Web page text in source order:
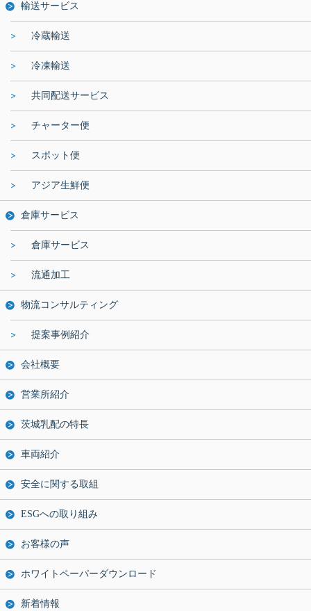
輸送サービス
冷蔵輸送
冷凍輸送
共同配送サービス
チャーター便
スポット便
アジア生鮮便
倉庫サービス
倉庫サービス
流通加工
物流コンサルティング
提案事例紹介
会社概要
営業所紹介
茨城乳配の特長
車両紹介
安全に関する取組
ESGへの取り組み
お客様の声
ホワイトペーパーダウンロード
新着情報